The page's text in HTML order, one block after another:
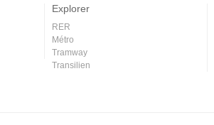
Explorer
RER
Métro
Tramway
Transilien